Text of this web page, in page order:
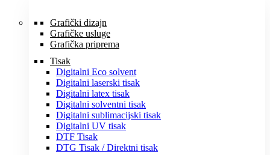
Grafički dizajn
Grafičke usluge
Grafička priprema
Tisak
Digitalni Eco solvent
Digitalni laserski tisak
Digitalni latex tisak
Digitalni solventni tisak
Digitalni sublimacijski tisak
Digitalni UV tisak
DTF Tisak
DTG Tisak / Direktni tisak